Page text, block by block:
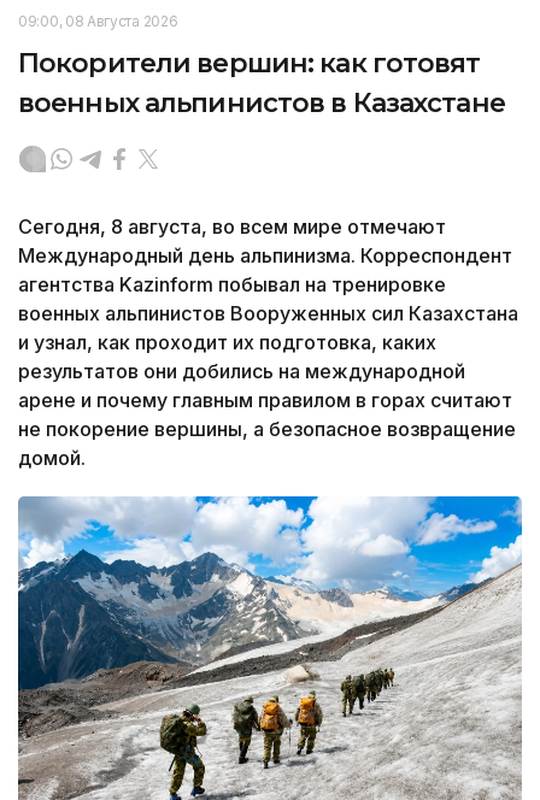
09:00, 08 Августа 2026
Покорители вершин: как готовят
военных альпинистов в Казахстане
Сегодня, 8 августа, во всем мире отмечают
Международный день альпинизма. Корреспондент
агентства Kazinform побывал на тренировке
военных альпинистов Вооруженных сил Казахстана
и узнал, как проходит их подготовка, каких
результатов они добились на международной
арене и почему главным правилом в горах считают
не покорение вершины, а безопасное возвращение
домой.